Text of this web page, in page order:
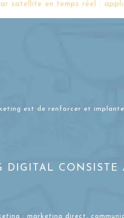
satellite en temps réel :
est de renforcer et
DIGITAL
: marketing direct,